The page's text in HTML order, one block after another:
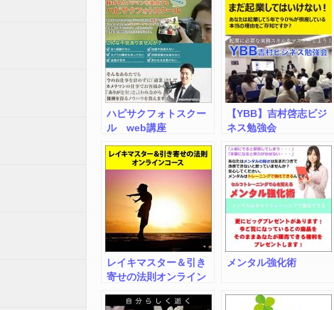
ハピサクフォトスクー
ル web講座
【YBB】吉村啓志ビジ
ネス勉強会
レイキマスター＆引き
寄せの法則オンライン
メンタル強化術